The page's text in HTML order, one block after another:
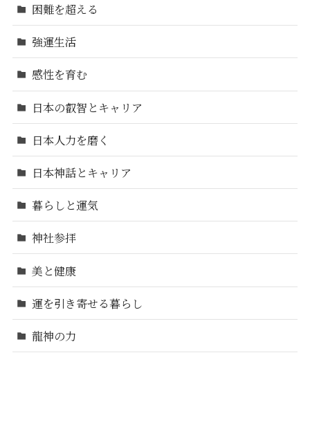
困難を超える
強運生活
感性を育む
日本の叡智とキャリア
日本人力を磨く
日本神話とキャリア
暮らしと運気
神社参拝
美と健康
運を引き寄せる暮らし
龍神の力